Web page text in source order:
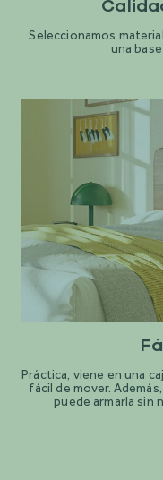
Seleccionamos
una
Práctica, viene en una
fácil de mover.
puede armarla sin